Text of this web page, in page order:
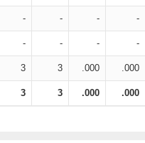
- - - -
- - - -
3 3 .000 .000
3 3 .000 .000